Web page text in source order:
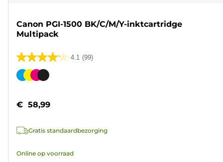
Canon PGI-1500 BK/C/M/Y-inktcartridge
Multipack
4.1 (99)
4.1
van
sterren.
beoordelingen
Kleurencartridge
€ 58,99
Gratis standaardbezorging
Online op voorraad